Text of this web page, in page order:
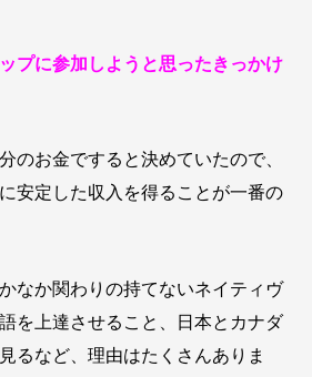
プに参加しようと思ったきっかけ
のお金ですると決めていたので、
安定した収入を得ることが一番の
なか関わりの持てないネイティヴ
を上達させること、日本とカナダ
るなど、理由はたくさんありま